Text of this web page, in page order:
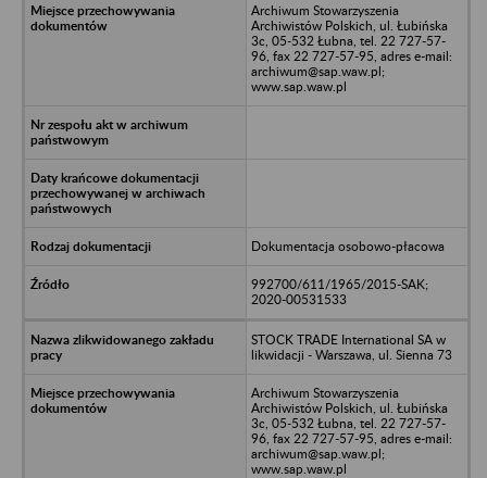
Archiwum Stowarzyszenia
Archiwistów Polskich, ul. Łubińska
3c, 05-532 Łubna, tel. 22 727-57-
96, fax 22 727-57-95, adres e-mail:
archiwum@sap.waw.pl;
www.sap.waw.pl
Dokumentacja osobowo-płacowa
992700/611/1965/2015-SAK;
2020-00531533
STOCK TRADE International SA w
likwidacji - Warszawa, ul. Sienna 73
Archiwum Stowarzyszenia
Archiwistów Polskich, ul. Łubińska
3c, 05-532 Łubna, tel. 22 727-57-
96, fax 22 727-57-95, adres e-mail:
archiwum@sap.waw.pl;
www.sap.waw.pl